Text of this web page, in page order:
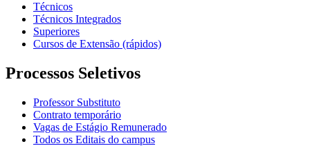
Técnicos
Técnicos Integrados
Superiores
Cursos de Extensão (rápidos)
Processos Seletivos
Professor Substituto
Contrato temporário
Vagas de Estágio Remunerado
Todos os Editais do campus